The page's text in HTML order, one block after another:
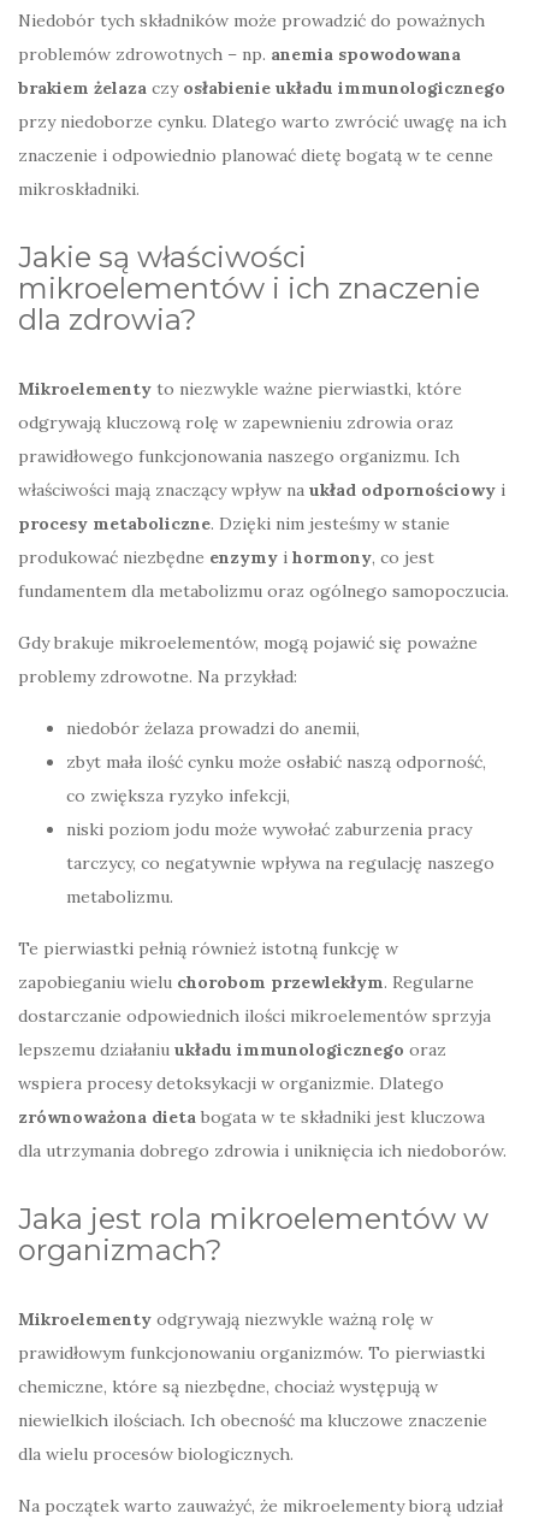
Niedobór tych składników może prowadzić do poważnych
problemów zdrowotnych – np. anemia spowodowana
brakiem żelaza czy osłabienie układu immunologicznego
przy niedoborze cynku. Dlatego warto zwrócić uwagę na ich
znaczenie i odpowiednio planować dietę bogatą w te cenne
mikroskładniki.
Jakie są właściwości
mikroelementów i ich znaczenie
dla zdrowia?
Mikroelementy to niezwykle ważne pierwiastki, które
odgrywają kluczową rolę w zapewnieniu zdrowia oraz
prawidłowego funkcjonowania naszego organizmu. Ich
właściwości mają znaczący wpływ na układ odpornościowy i
procesy metaboliczne. Dzięki nim jesteśmy w stanie
produkować niezbędne enzymy i hormony, co jest
fundamentem dla metabolizmu oraz ogólnego samopoczucia.
Gdy brakuje mikroelementów, mogą pojawić się poważne
problemy zdrowotne. Na przykład:
niedobór żelaza prowadzi do anemii,
zbyt mała ilość cynku może osłabić naszą odporność,
co zwiększa ryzyko infekcji,
niski poziom jodu może wywołać zaburzenia pracy
tarczycy, co negatywnie wpływa na regulację naszego
metabolizmu.
Te pierwiastki pełnią również istotną funkcję w
zapobieganiu wielu chorobom przewlekłym. Regularne
dostarczanie odpowiednich ilości mikroelementów sprzyja
lepszemu działaniu układu immunologicznego oraz
wspiera procesy detoksykacji w organizmie. Dlatego
zrównoważona dieta bogata w te składniki jest kluczowa
dla utrzymania dobrego zdrowia i uniknięcia ich niedoborów.
Jaka jest rola mikroelementów w
organizmach?
Mikroelementy odgrywają niezwykle ważną rolę w
prawidłowym funkcjonowaniu organizmów. To pierwiastki
chemiczne, które są niezbędne, chociaż występują w
niewielkich ilościach. Ich obecność ma kluczowe znaczenie
dla wielu procesów biologicznych.
Na początek warto zauważyć, że mikroelementy biorą udział